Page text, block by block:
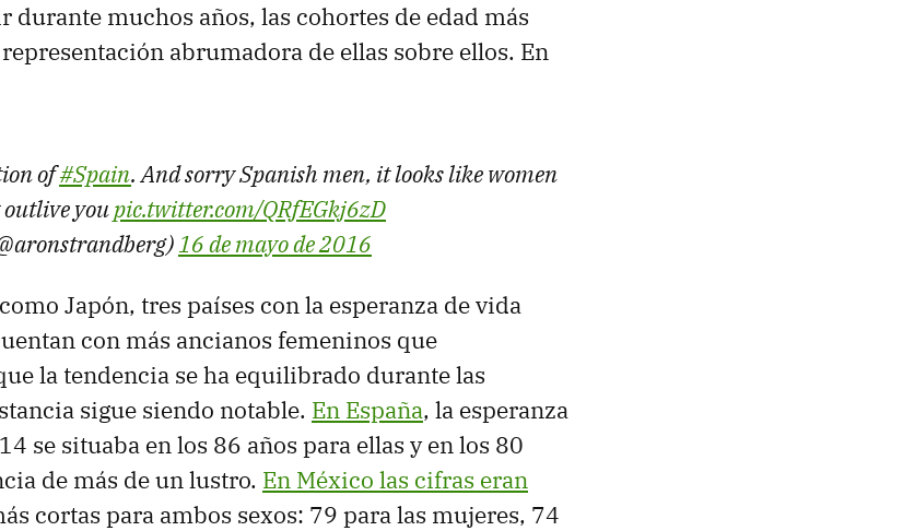
durante muchos años, las cohortes de edad más
abrumadora de ellas sobre ellos. En
of#Spain. And sorry Spanish men, it looks like women
youpic.twitter.com/QRfEGkj6zD
16 de mayo de 2016
Japón, tres países con la esperanza de vida
con más ancianos femeninos que
la tendencia se ha equilibrado durante las
sigue siendo notable. En España, la esperanza
se situaba en los 86 años para ellas y en los 80
de más de un lustro. En México las cifras eran
cortas para ambos sexos: 79 para las mujeres, 74